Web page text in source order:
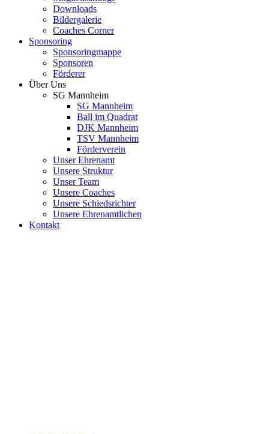
Downloads
Bildergalerie
Coaches Corner
Sponsoring
Sponsoringmappe
Sponsoren
Förderer
Über Uns
SG Mannheim
SG Mannheim
Ball im Quadrat
DJK Mannheim
TSV Mannheim
Förderverein
Unser Ehrenamt
Unsere Struktur
Unser Team
Unsere Coaches
Unsere Schiedsrichter
Unsere Ehrenamtlichen
Kontakt